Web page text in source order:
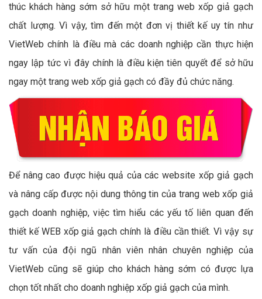
thúc khách hàng sớm sở hữu một trang web xốp giả gạch
chất lượng. Vì vậy, tìm đến một đơn vị thiết kế uy tín như
VietWeb chính là điều mà các doanh nghiệp cần thực hiện
ngay lập tức vì đây chính là điều kiện tiên quyết để sở hữu
ngay một trang web xốp giả gạch có đầy đủ chức năng.
Để nâng cao được hiệu quả của các website xốp giả gạch
và nâng cấp được nội dung thông tin của trang web xốp giả
gạch doanh nghiệp, việc tìm hiểu các yếu tố liên quan đến
thiết kế WEB xốp giả gạch chính là điều cần thiết. Vì vậy sự
tư vấn của đội ngũ nhân viên nhân chuyên nghiệp của
VietWeb cũng sẽ giúp cho khách hàng sớm có được lựa
chọn tốt nhất cho doanh nghiệp xốp giả gạch của mình.